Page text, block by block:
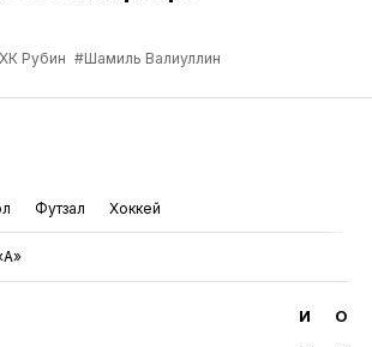
Рубин #Шамиль Валиуллин
Футзал Хоккей
И О